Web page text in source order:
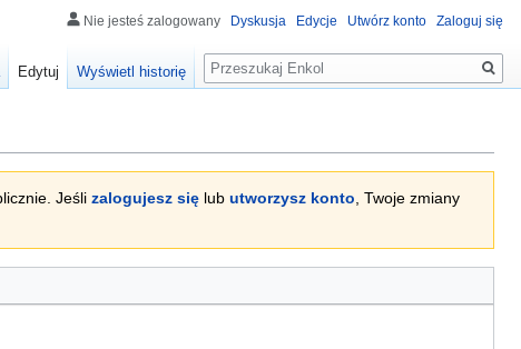
Jeśli zalogujesz się lub utworzysz konto, Twoje zmiany
Nie jesteś zalogowany Dyskusja Edycje Utwórz konto Zaloguj się
Edytuj Wyświetl historię
Szukaj